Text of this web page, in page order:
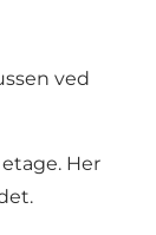
ved
Her